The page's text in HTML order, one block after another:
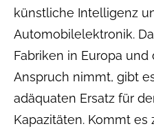
künstliche Intelligenz
Automobilelektronik.
Fabriken in Europa und
Anspruch nimmt, gibt
adäquaten Ersatz für
Kapazitäten. Kommt es